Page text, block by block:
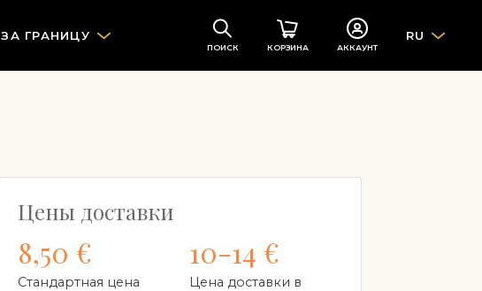
ЗА ГРАНИЦУ
ПОИСК КОРЗИНА АККАУНТ
RU
Цены доставки
8,50 €
Стандартная цена
10-14 €
Цена доставки в